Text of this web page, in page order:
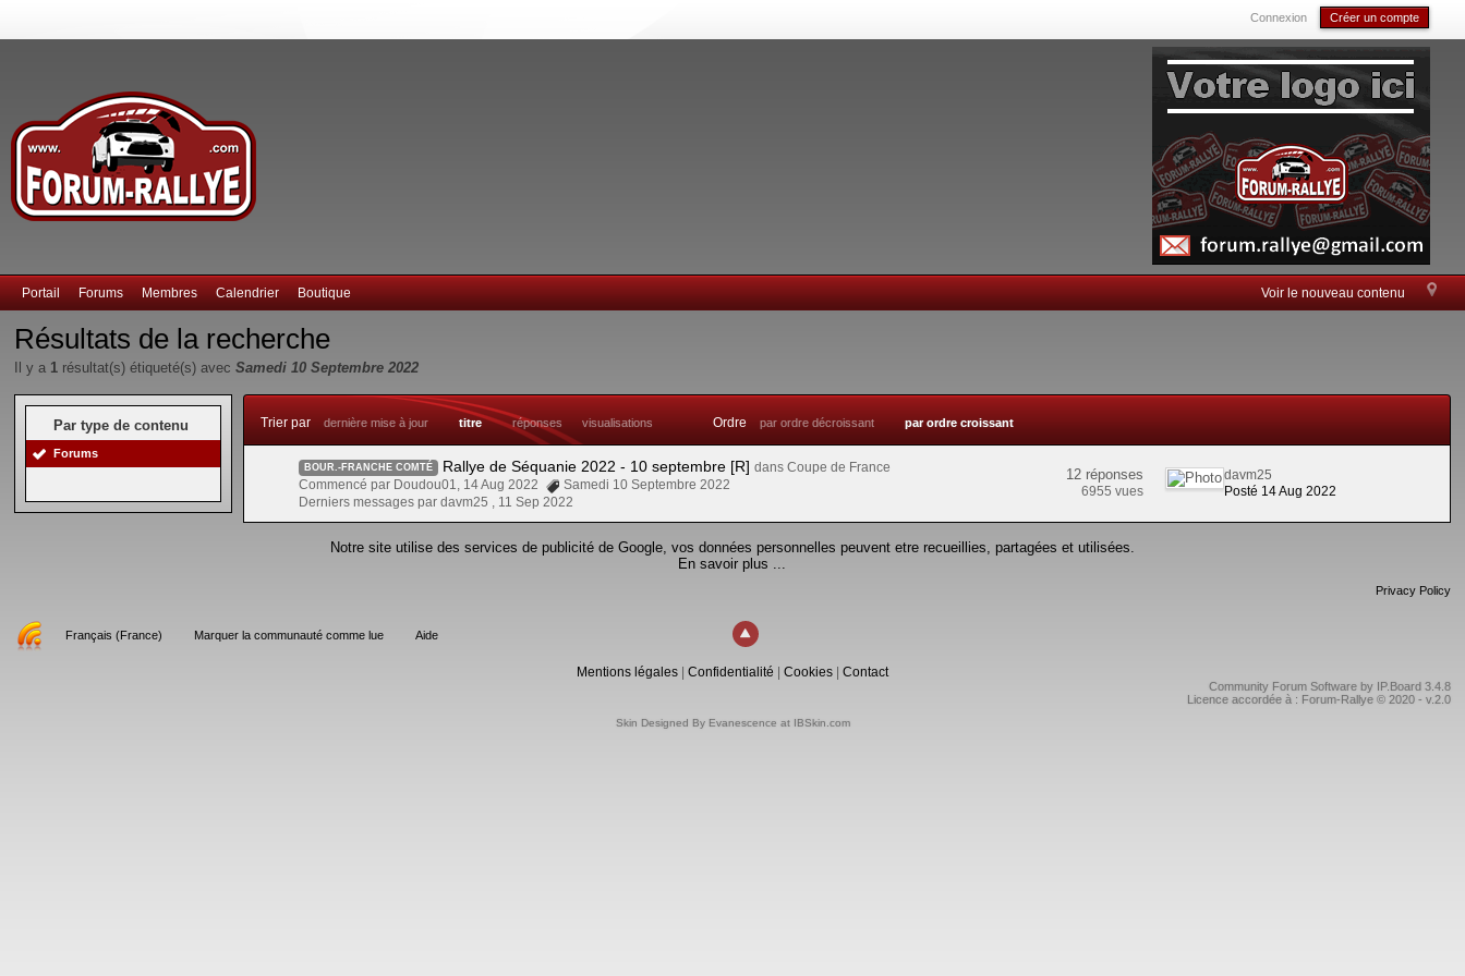
Connexion Créer un compte
Voir le nouveau contenu
Portail Forums Membres Calendrier Boutique
Résultats de la recherche
Il y a 1 résultat(s) étiqueté(s) avecSamedi 10 Septembre 2022
Par type de contenu
Forums
Trier par dernière mise à jour titre réponses visualisations Ordre par ordre décroissant par ordre croissant
BOUR.-FRANCHE COMTÉ Rallye de Séquanie 2022 - 10 septembre [R] dans Coupe de France
Commencé par Doudou01, 14 Aug 2022
Samedi 10 Septembre 2022
Derniers messages par davm25 , 11 Sep 2022
12 réponses
6955 vues
davm25
Posté 14 Aug 2022
Notre site utilise des services de publicité de Google, vos données personnelles peuvent etre recueillies, partagées et utilisées.
En savoir plus ...
Privacy Policy
Français (France) Marquer la communauté comme lue Aide
Mentions légales| Confidentialité Cookies| Contact
Community Forum Software by IP.Board 3.4.8
Licence accordée à : Forum-Rallye © 2020 - v.2.0
Skin Designed By Evanescence at IBSkin.com